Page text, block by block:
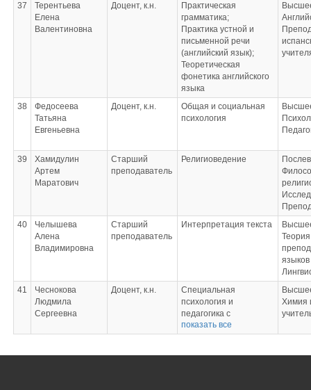
37
Терентьева
Елена
Валентиновна
Доцент, к.н.
Практическая
грамматика;
Практика устной и
письменной речи
(английский язык);
Теоретическая
фонетика английского
языка
38
Федосеева
Татьяна
Евгеньевна
Доцент, к.н.
Общая и социальная
психология
39
Хамидулин
Артем
Маратович
Старший
преподаватель
Религиоведение
40
Челышева
Алена
Владимировна
Старший
преподаватель
Интерпретация текста
языков
41
Чеснокова
Людмила
Сергеевна
Доцент, к.н.
Специальная
психология и
педагогика с
практикумом по
инклюзивному
показать все
Химия